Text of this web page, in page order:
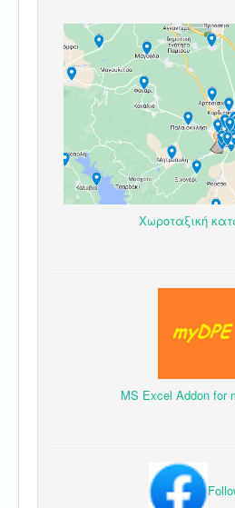
Χωροταξική
MS Excel Addon for